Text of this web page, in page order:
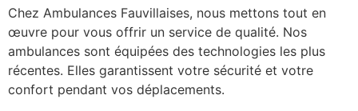
Chez Ambulances Fauvillaises, nous mettons tout en
œuvre pour vous offrir un service de qualité. Nos
ambulances sont équipées des technologies les plus
récentes. Elles garantissent votre sécurité et votre
confort pendant vos déplacements.